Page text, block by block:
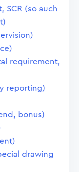
SCR (so auch
requirement,
reporting)
bonus)
drawing